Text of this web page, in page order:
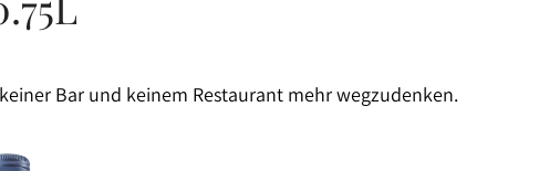
Bar und keinem Restaurant mehr wegzudenken.